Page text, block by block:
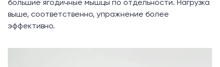
большие ягодичные мышцы по отдельности. Нагрузка
выше, соответственно, упражнение более
эффективно.